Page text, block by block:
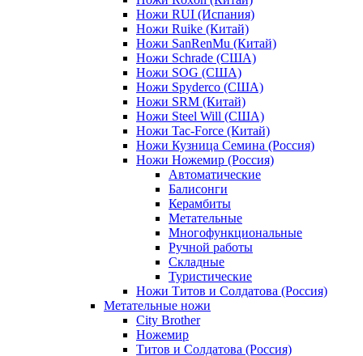
Ножи RUI (Испания)
Ножи Ruike (Китай)
Ножи SanRenMu (Китай)
Ножи Schrade (США)
Ножи SOG (США)
Ножи Spyderco (США)
Ножи SRM (Китай)
Ножи Steel Will (США)
Ножи Tac-Force (Китай)
Ножи Кузница Семина (Россия)
Ножи Ножемир (Россия)
Автоматические
Балисонги
Керамбиты
Метательные
Многофункциональные
Ручной работы
Складные
Туристические
Ножи Титов и Солдатова (Россия)
Метательные ножи
City Brother
Ножемир
Титов и Солдатова (Россия)